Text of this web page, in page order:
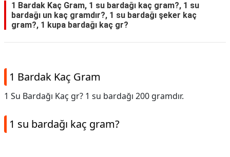
1 Bardak Kaç Gram, 1 su bardağı kaç gram?, 1 su
bardağı un kaç gramdır?, 1 su bardağı şeker kaç
gram?, 1 kupa bardağı kaç gr?
1 Bardak Kaç Gram
1 Su Bardağı Kaç gr? 1 su bardağı 200 gramdır.
1 su bardağı kaç gram?